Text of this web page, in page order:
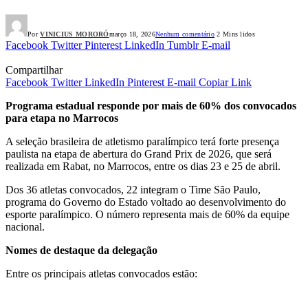
Por VINICIUS MORORÓmarço 18, 2026Nenhum comentário 2 Mins lidos
Facebook Twitter Pinterest LinkedIn Tumblr E-mail
Compartilhar
Facebook Twitter LinkedIn Pinterest E-mail Copiar Link
Programa estadual responde por mais de 60% dos convocados
para etapa no Marrocos
A seleção brasileira de atletismo paralímpico terá forte presença
paulista na etapa de abertura do Grand Prix de 2026, que será
realizada em Rabat, no Marrocos, entre os dias 23 e 25 de abril.
Dos 36 atletas convocados, 22 integram o Time São Paulo,
programa do Governo do Estado voltado ao desenvolvimento do
esporte paralímpico. O número representa mais de 60% da equipe
nacional.
Nomes de destaque da delegação
Entre os principais atletas convocados estão: